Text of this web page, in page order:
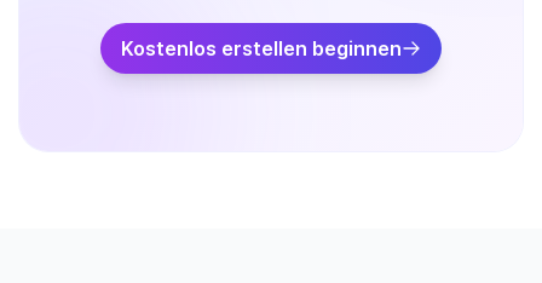
Kostenlos erstellen beginnen